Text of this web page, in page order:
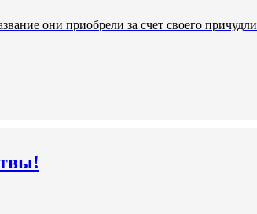
они приобрели за счет своего